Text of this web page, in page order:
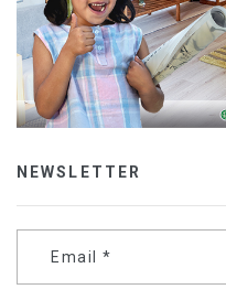
NEWSLETTER
Email *